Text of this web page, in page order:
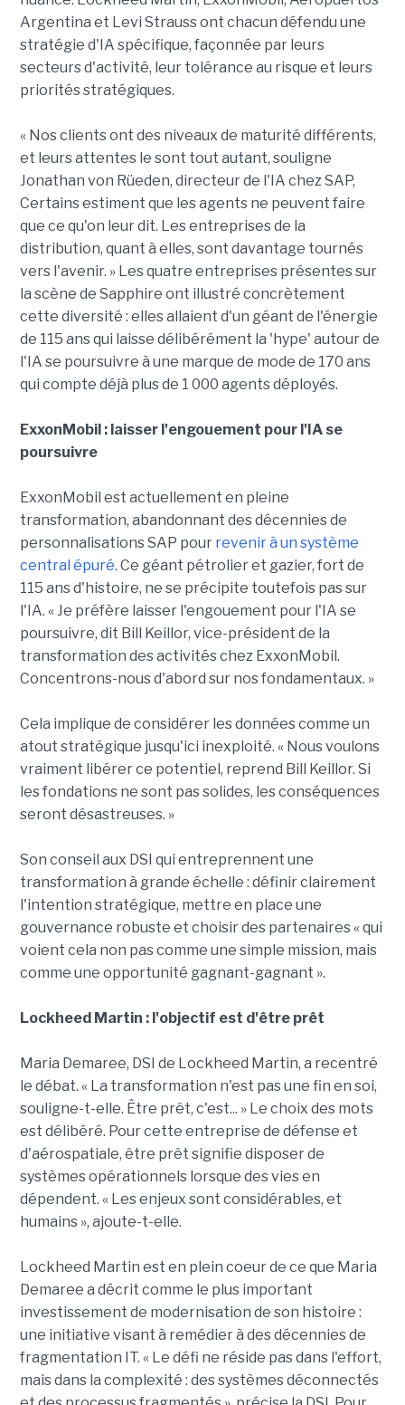
Argentina et Levi Strauss ont chacun défendu une
stratégie d'IA spécifique, façonnée par leurs
secteurs d'activité, leur tolérance au risque et leurs
priorités stratégiques.
« Nos clients ont des niveaux de maturité différents,
et leurs attentes le sont tout autant, souligne
Jonathan von Rüeden, directeur de l'IA chez SAP,
Certains estiment que les agents ne peuvent faire
que ce qu'on leur dit. Les entreprises de la
distribution, quant à elles, sont davantage tournés
vers l'avenir. » Les quatre entreprises présentes sur
la scène de Sapphire ont illustré concrètement
cette diversité : elles allaient d'un géant de l'énergie
de 115 ans qui laisse délibérément la 'hype' autour de
l'IA se poursuivre à une marque de mode de 170 ans
qui compte déjà plus de 1 000 agents déployés.
ExxonMobil : laisser l'engouement pour l'IA se
poursuivre
ExxonMobil est actuellement en pleine
transformation, abandonnant des décennies de
personnalisations SAP pour revenir à un système
central épuré. Ce géant pétrolier et gazier, fort de
115 ans d'histoire, ne se précipite toutefois pas sur
l'IA. « Je préfère laisser l'engouement pour l'IA se
poursuivre, dit Bill Keillor, vice-président de la
transformation des activités chez ExxonMobil.
Concentrons-nous d'abord sur nos fondamentaux. »
Cela implique de considérer les données comme un
atout stratégique jusqu'ici inexploité. « Nous voulons
vraiment libérer ce potentiel, reprend Bill Keillor. Si
les fondations ne sont pas solides, les conséquences
seront désastreuses. »
Son conseil aux DSI qui entreprennent une
transformation à grande échelle : définir clairement
l'intention stratégique, mettre en place une
gouvernance robuste et choisir des partenaires « qui
voient cela non pas comme une simple mission, mais
comme une opportunité gagnant-gagnant ».
Lockheed Martin : l'objectif est d'être prêt
Maria Demaree, DSI de Lockheed Martin, a recentré
le débat. « La transformation n'est pas une fin en soi,
souligne-t-elle. Être prêt, c'est... » Le choix des mots
est délibéré. Pour cette entreprise de défense et
d'aérospatiale, être prêt signifie disposer de
systèmes opérationnels lorsque des vies en
dépendent. « Les enjeux sont considérables, et
humains », ajoute-t-elle.
Lockheed Martin est en plein coeur de ce que Maria
Demaree a décrit comme le plus important
investissement de modernisation de son histoire :
une initiative visant à remédier à des décennies de
fragmentation IT. « Le défi ne réside pas dans l'effort,
mais dans la complexité : des systèmes déconnectés